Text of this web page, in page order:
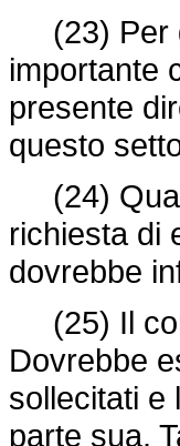
(23) Per
importante
presente
questo
(24)
richiesta di
dovrebbe
(25) Il
Dovrebbe
sollecitati e
parte sua.